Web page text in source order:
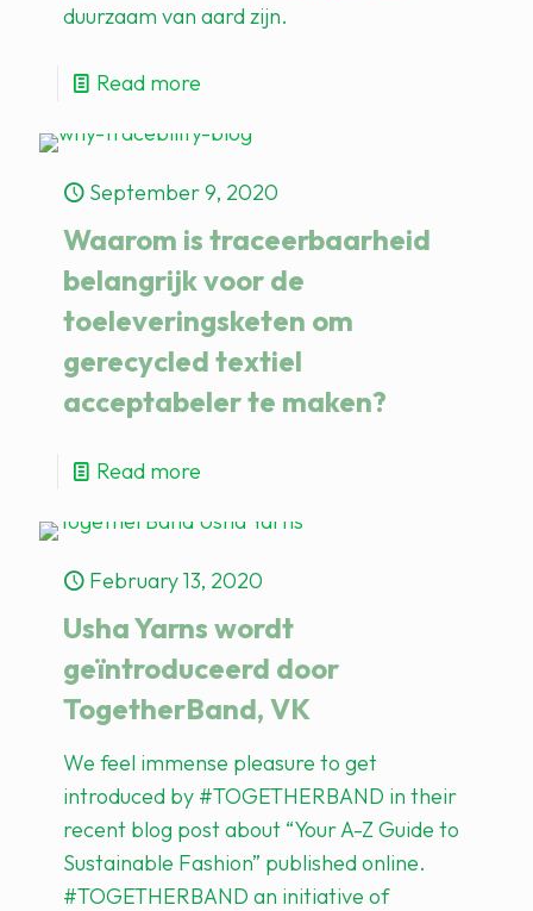
duurzaam van aard zijn.
Read more
September 9, 2020
Waarom is traceerbaarheid
belangrijk voor de
toeleveringsketen om
gerecycled textiel
acceptabeler te maken?
Read more
February 13, 2020
Usha Yarns wordt
geïntroduceerd door
TogetherBand, VK
We feel immense pleasure to get
introduced by #TOGETHERBAND in their
recent blog post about “Your A-Z Guide to
Sustainable Fashion” published online.
#TOGETHERBAND an initiative of